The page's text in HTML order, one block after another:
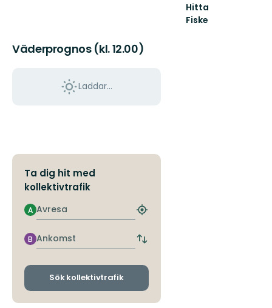
Väderprognos (kl. 12.00)
Laddar...
Ta dig hit med
kollektivtrafik
Avresa
A
Hitta
hållplats
Ankomst
B
Byt
och
Sök kollektivtrafik
Hitta
Fiske